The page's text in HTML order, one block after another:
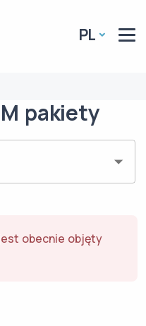
PL
pakiety
obecnie objęty